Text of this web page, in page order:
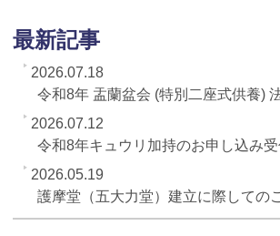
最新記事
2026.07.18
令和8年 盂蘭盆会 (特別二座式供養)
2026.07.12
令和8年キュウリ加持のお申し込み受
2026.05.19
護摩堂（五大力堂）建立に際しての